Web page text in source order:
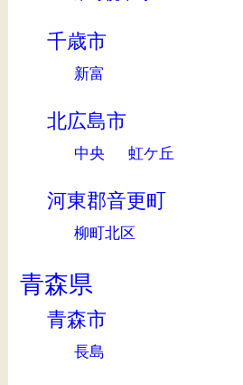
千歳市
新富
北広島市
中央 虹ケ丘
河東郡音更町
柳町北区
青森県
青森市
長島